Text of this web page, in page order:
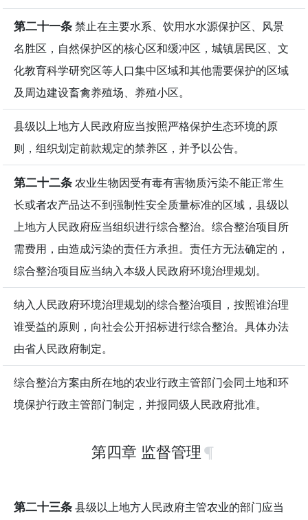
第二十一条禁止在主要水系、饮用水水源保护区、风景
名胜区，自然保护区的核心区和缓冲区，城镇居民区、文
化教育科学研究区等人口集中区域和其他需要保护的区域
及周边建设畜禽养殖场、养殖小区。
县级以上地方人民政府应当按照严格保护生态环境的原
则，组织划定前款规定的禁养区，并予以公告。
第二十二条农业生物因受有毒有害物质污染不能正常生
长或者农产品达不到强制性安全质量标准的区域，县级以
上地方人民政府应当组织进行综合整治。综合整治项目所
需费用，由造成污染的责任方承担。责任方无法确定的，
综合整治项目应当纳入本级人民政府环境治理规划。
纳入人民政府环境治理规划的综合整治项目，按照谁治理
谁受益的原则，向社会公开招标进行综合整治。具体办法
由省人民政府制定。
综合整治方案由所在地的农业行政主管部门会同土地和环
境保护行政主管部门制定，并报同级人民政府批准。
第四章 监督管理
第二十三条县级以上地方人民政府主管农业的部门应当